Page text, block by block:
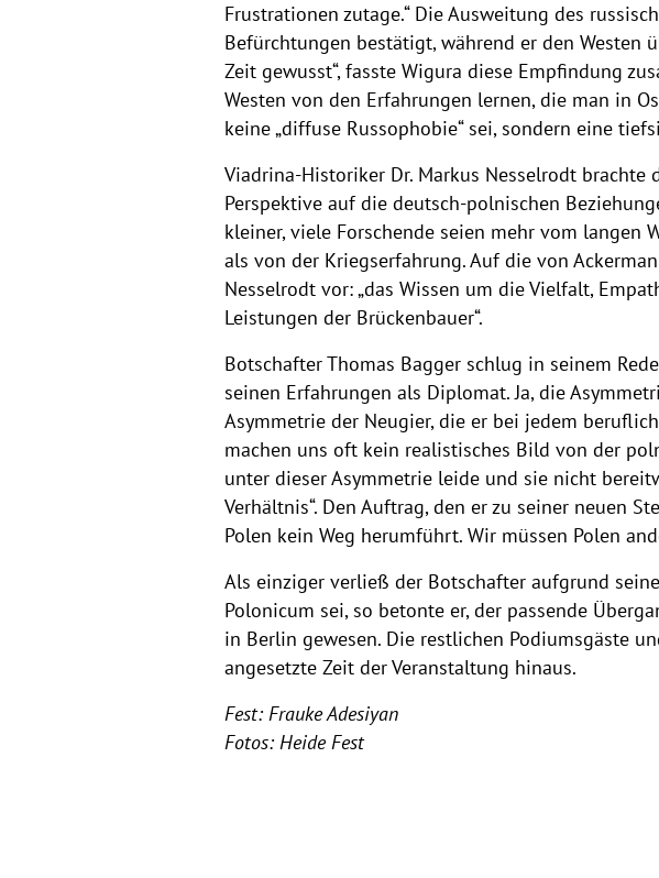
Frustrationen zutage.“ Die Ausweitung des
Befürchtungen bestätigt, während er den Westen
Zeit gewusst“, fasste Wigura diese Empfindung
Westen von den Erfahrungen lernen, die man in
keine „diffuse Russophobie“ sei, sondern eine
Viadrina-Historiker Dr. Markus Nesselrodt
Perspektive auf die deutsch-polnischen
kleiner, viele Forschende seien mehr vom langen
als von der Kriegserfahrung. Auf die von
Nesselrodt vor: „das Wissen um die Vielfalt,
Leistungen der Brückenbauer“.
Botschafter Thomas Bagger schlug in seinem
seinen Erfahrungen als Diplomat. Ja, die
Asymmetrie der Neugier, die er bei jedem
machen uns oft kein realistisches Bild von der
unter dieser Asymmetrie leide und sie nicht
Verhältnis“. Den Auftrag, den er zu seiner neuen
Polen kein Weg herumführt. Wir müssen Polen
Als einziger verließ der Botschafter aufgrund
Polonicum sei, so betonte er, der passende
in Berlin gewesen. Die restlichen Podiumsgäste
angesetzte Zeit der Veranstaltung hinaus.
Fest: Frauke Adesiyan
Fotos: Heide Fest